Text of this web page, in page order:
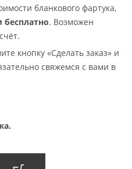
бланкового фартука,
. Возможен
кнопку «Сделать заказ» и
свяжемся с вами в